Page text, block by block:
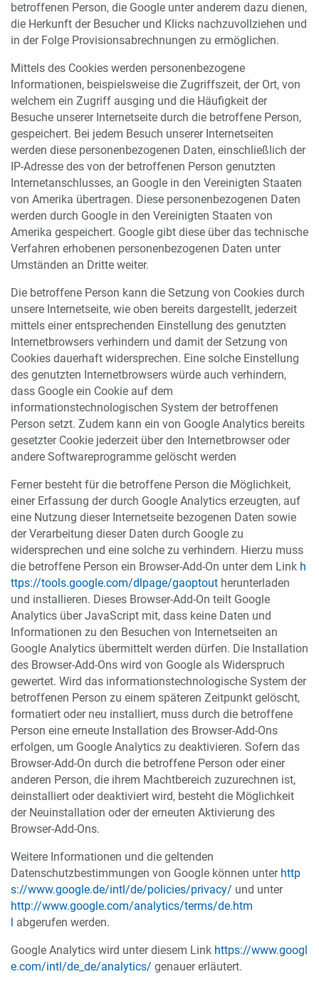
betroffenen Person, die Google unter anderem dazu dienen,
die Herkunft der Besucher und Klicks nachzuvollziehen und
in der Folge Provisionsabrechnungen zu ermöglichen.
Mittels des Cookies werden personenbezogene
Informationen, beispielsweise die Zugriffszeit, der Ort, von
welchem ein Zugriff ausging und die Häufigkeit der
Besuche unserer Internetseite durch die betroffene Person,
gespeichert. Bei jedem Besuch unserer Internetseiten
werden diese personenbezogenen Daten, einschließlich der
IP-Adresse des von der betroffenen Person genutzten
Internetanschlusses, an Google in den Vereinigten Staaten
von Amerika übertragen. Diese personenbezogenen Daten
werden durch Google in den Vereinigten Staaten von
Amerika gespeichert. Google gibt diese über das technische
Verfahren erhobenen personenbezogenen Daten unter
Umständen an Dritte weiter.
Die betroffene Person kann die Setzung von Cookies durch
unsere Internetseite, wie oben bereits dargestellt, jederzeit
mittels einer entsprechenden Einstellung des genutzten
Internetbrowsers verhindern und damit der Setzung von
Cookies dauerhaft widersprechen. Eine solche Einstellung
des genutzten Internetbrowsers würde auch verhindern,
dass Google ein Cookie auf dem
informationstechnologischen System der betroffenen
Person setzt. Zudem kann ein von Google Analytics bereits
gesetzter Cookie jederzeit über den Internetbrowser oder
andere Softwareprogramme gelöscht werden
Ferner besteht für die betroffene Person die Möglichkeit,
einer Erfassung der durch Google Analytics erzeugten, auf
eine Nutzung dieser Internetseite bezogenen Daten sowie
der Verarbeitung dieser Daten durch Google zu
widersprechen und eine solche zu verhindern. Hierzu muss
die betroffene Person ein Browser-Add-On unter dem Link h
ttps://tools.google.com/dlpage/gaoptout herunterladen
und installieren. Dieses Browser-Add-On teilt Google
Analytics über JavaScript mit, dass keine Daten und
Informationen zu den Besuchen von Internetseiten an
Google Analytics übermittelt werden dürfen. Die Installation
des Browser-Add-Ons wird von Google als Widerspruch
gewertet. Wird das informationstechnologische System der
betroffenen Person zu einem späteren Zeitpunkt gelöscht,
formatiert oder neu installiert, muss durch die betroffene
Person eine erneute Installation des Browser-Add-Ons
erfolgen, um Google Analytics zu deaktivieren. Sofern das
Browser-Add-On durch die betroffene Person oder einer
anderen Person, die ihrem Machtbereich zuzurechnen ist,
deinstalliert oder deaktiviert wird, besteht die Möglichkeit
der Neuinstallation oder der erneuten Aktivierung des
Browser-Add-Ons.
Weitere Informationen und die geltenden
Datenschutzbestimmungen von Google können unter http
s://www.google.de/intl/de/policies/privacy/ und unter
http://www.google.com/analytics/terms/de.htm
l abgerufen werden.
Google Analytics wird unter diesem Link https://www.googl
e.com/intl/de_de/analytics/ genauer erläutert.